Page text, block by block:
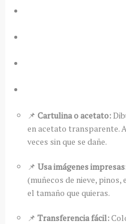
📌 Cartulina o acetato:
en acetato transparente.
veces sin que se dañe.
📌 Usa imágenes
(muñecos de nieve,
el tamaño que quieras.
📌 Transferencia fácil: